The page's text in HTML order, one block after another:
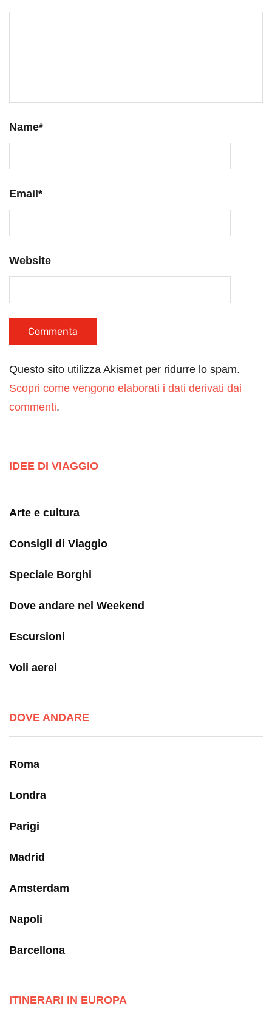
Name*
Email *
Website
Questo sito utilizza Akismet per ridurre lo spam.
Scopri come vengono elaborati i dati derivati dai
commenti.
IDEE DI VIAGGIO
Arte e cultura
Consigli di Viaggio
Speciale Borghi
Dove andare nel Weekend
Escursioni
Voli aerei
DOVE ANDARE
Roma
Londra
Parigi
Madrid
Amsterdam
Napoli
Barcellona
ITINERARI IN EUROPA